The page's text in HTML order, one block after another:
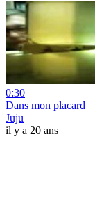
0:30
Dans mon placard
Juju
il y a 20 ans